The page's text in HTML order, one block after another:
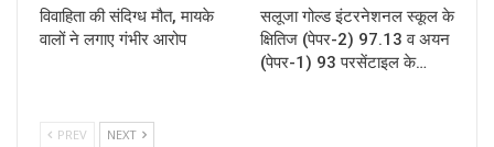
विवाहिता की संदिग्ध मौत, मायके
वालों ने लगाए गंभीर आरोप
सलूजा गोल्ड इंटरनेशनल स्कूल के
क्षितिज (पेपर-2) 97.13 व अयन
(पेपर-1) 93 परसेंटाइल के…
PREV NEXT